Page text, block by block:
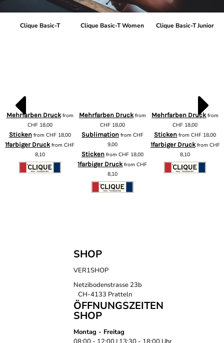
Clique Basic-T
Mehrfarben Druckfrom
CHF18,00
Stickenfrom CHF18,00
1farbiger DruckfromCHF
8,10
Clique Basic-T Women
Mehrfarben Druckfrom
CHF18,00
Sublimationfrom CHF
9,00
Stickenfrom CHF18,00
1farbiger DruckfromCHF
8,10
Clique Basic-T Junior
Mehrfarben Druckfrom
CHF 18,00
Sticken fromCHF 18,00
1farbiger Druckfrom CHF
8,10
SHOP
VER1SHOP
Netzibodenstrasse 23b
CH-4133 Pratteln
ÖFFNUNGSZEITEN
SHOP
Montag - Freitag